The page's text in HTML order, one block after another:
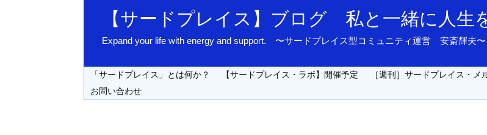
【サードプレイス】ブログ 私と一緒に人生
Expand your life with energy and support. 〜サードプレイス型コミュニティ運営 安斎輝夫〜
「サードプレイス」とは何か？ 【サードプレイス・ラボ】開催予定 ［週刊］サードプレイス・メ
お問い合わせ